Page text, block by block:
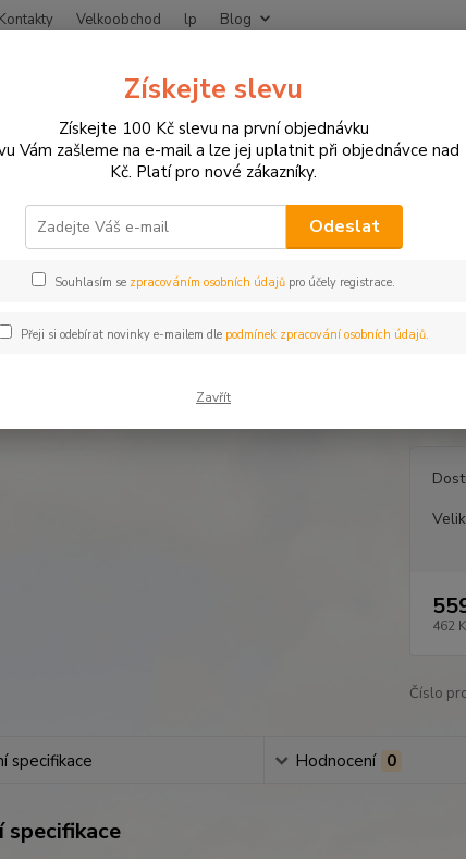
Kontakty Velkoobchod lp Blog
Hledat
MOTO VYBAVENÍ High Speed - dětské rukavice
- dětské rukavice
Dětské
462
Číslo
specifikace Hodnocení 0
specifikace
Získejte slevu
Získejte 100 Kč slevu na první objednávku
Vám zašleme na e-mail a lze jej uplatnit při objednávce nad
Kč. Platí pro nové zákazníky.
Odeslat
Souhlasím se zpracováním osobních údajů pro účely registrace.
Přeji si odebírat novinky e-mailem dle podmínek zpracování osobních údajů.
Zavřít